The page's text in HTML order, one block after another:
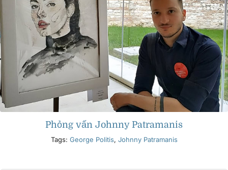
Phỏng vấn Johnny Patramanis
Tags: George Politis, Johnny Patramanis